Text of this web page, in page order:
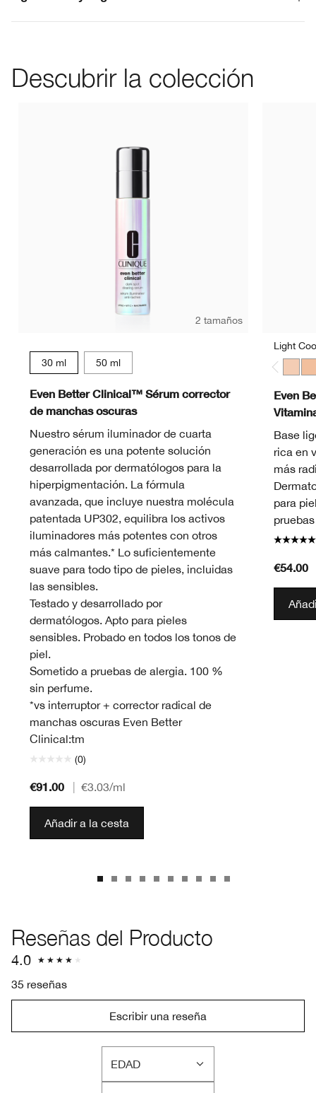
Descubrir la colección
2 tamaños
30 ml 50 ml
Even Better Clinical™ Sérum corrector
de manchas oscuras
Nuestro sérum iluminador de cuarta
generación es una potente solución
desarrollada por dermatólogos para la
hiperpigmentación. La fórmula
avanzada, que incluye nuestra molécula
patentada UP302, equilibra los activos
iluminadores más potentes con otros
más calmantes.* Lo suficientemente
suave para todo tipo de pieles, incluidas
las sensibles.
Testado y desarrollado por
dermatólogos. Apto para pieles
sensibles. Probado en todos los tonos de
piel.
Sometido a pruebas de alergia. 100 %
sin perfume.
*vs interruptor + corrector radical de
manchas oscuras Even Better
Clinical:tm
(0)
€91.00 €3.03/ml
Añadir a la cesta
Light
Even
Base
rica en
más
para
€54.00
Reseñas del Producto
4.0
35 reseñas
Escribir una reseña
EDAD
FILTRAR
RESEÑAS